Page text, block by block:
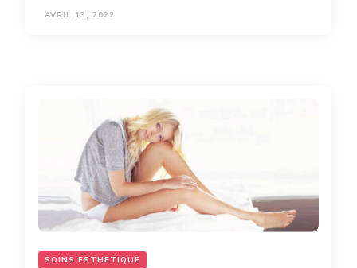
AVRIL 13, 2022
SOINS ESTHETIQUE